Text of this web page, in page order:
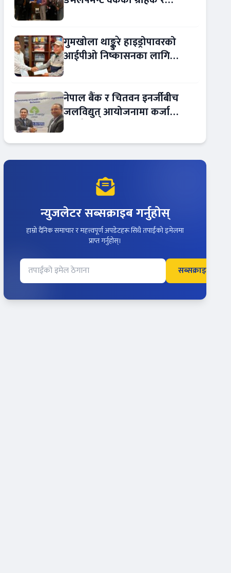
गुमखोला थाङ्कुरे हाइड्रोपावरको
आईपीओ निष्कासनका लागि
नेपाल बैंक र चितवन इनर्जीबीच
जलविद्युत् आयोजनामा कर्जा
न्युजलेटर सब्सक्राइब गर्नुहोस्
हाम्रो दैनिक समाचार र महत्त्वपूर्ण अपडेटहरू सिधै तपाईंको इमेलमा
प्राप्त गर्नुहोस्।
सब्सक्राइब